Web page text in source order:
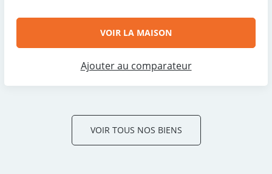
VOIR LA MAISON
Ajouter au comparateur
VOIR TOUS NOS BIENS